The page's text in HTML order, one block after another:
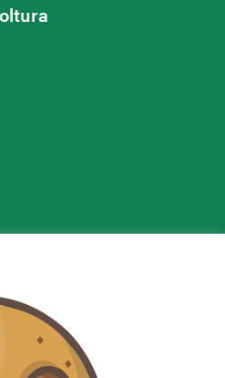
lasciare un